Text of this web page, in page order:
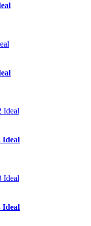
Ideal
Ideal